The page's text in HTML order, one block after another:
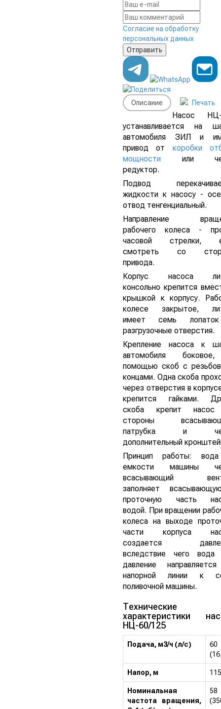
Согласие на обработку
персональных данных
Описание Печать
Насос НЦ-
устанавливается на
автомобиля ЗИЛ и
привод от коробки
мощности или
редуктор.
Подвод
жидкости к насосу -
отвод тенгенциальный.
Направление
рабочего колеса -
часовой стрелки,
смотреть со
привода.
Корпус насоса
консольно крепится
крышкой к корпусу.
колесе закрытое,
имеет семь
разгрузочные отверстия.
Крепление насоса к
автомобиля
помощью скоб с
концами. Одна скоба
через отверстия в
крепится гайками.
скоба крепит
стороны
патрубка и
дополнительный
Принцип работы:
емкости машины
всасывающий
заполняет
проточную часть
водой. При вращении
колеса на выходе
части корпуса
создается
вследствие чего вода
давление
напорной линии к
поливочной машины.
Технические
характеристики
НЦ-60/125
Подача, м3/ч (л/с)
60
Напор, м 115
Номинальная
частота вращения,
58